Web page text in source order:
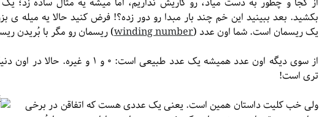
بکشید. بعد ببینید این خم چند بار مبدا رو دور زده؟! فرض کنید حالا یه میله ی
یک ریسمان است. شما اون عدد (winding number) ریسمان رو مگر با بُریدن
از سوی دیگه اون عدد همیشه یک عدد طبیعی
تری است!
ولی خب کلیت داستان همین است. یعنی یک عددی هست که اتفاقن در برخی